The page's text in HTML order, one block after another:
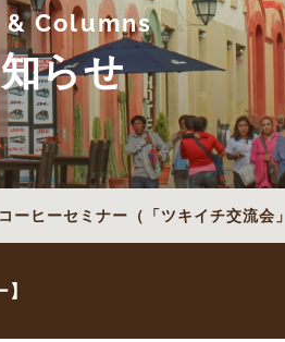
& Columns
らせ
ーヒーセミナー（「ツキイチ交流